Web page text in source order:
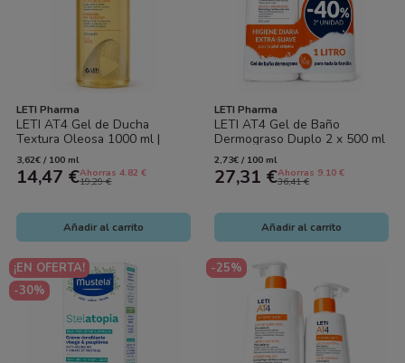
LETI Pharma
LETI AT4 Gel de Ducha
Textura Oleosa 1000 ml |
Higiene Extra Suave para
Piel...
3,62€ / 100 ml
14,47 €Ahorras 4.82 €
19,29 €
Añadir al carrito
LETI Pharma
LETI AT4 Gel de Baño
Dermograso Duplo 2 x 500 ml
| Pack 1 Litro | Piel Atópica.
Atopic...
2,73€ / 100 ml
27,31 €Ahorras 9.10 €
36,41 €
Añadir al carrito
¡EN OFERTA!
-30%
-25%